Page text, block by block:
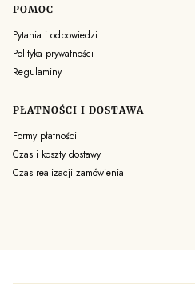
Linki w stopce
POMOC
Pytania i odpowiedzi
Polityka prywatności
Regulaminy
PŁATNOŚCI I DOSTAWA
Formy płatności
Czas i koszty dostawy
Czas realizacji zamówienia